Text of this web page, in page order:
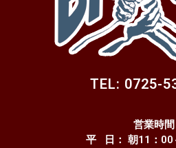
TEL: 0725-
営業時間
平 日： 朝11：00